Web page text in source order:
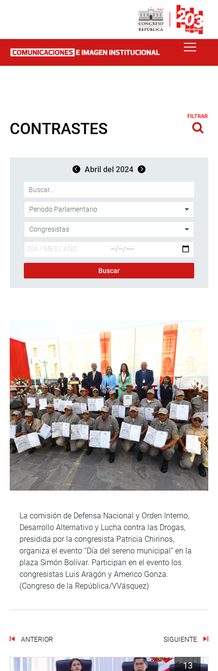
CONTRASTES
FILTRAR
Abril del 2024
La comisión de Defensa Nacional y Orden Interno,
Desarrollo Alternativo y Lucha contra las Drogas,
presidida por la congresista Patricia Chirinos,
organiza el evento “Día del sereno municipal” en la
plaza Simón Bolívar. Participan en el evento los
congresistas Luis Aragón y Americo Gonza.
(Congreso de la República/VVásquez)
ANTERIOR SIGUIENTE
13